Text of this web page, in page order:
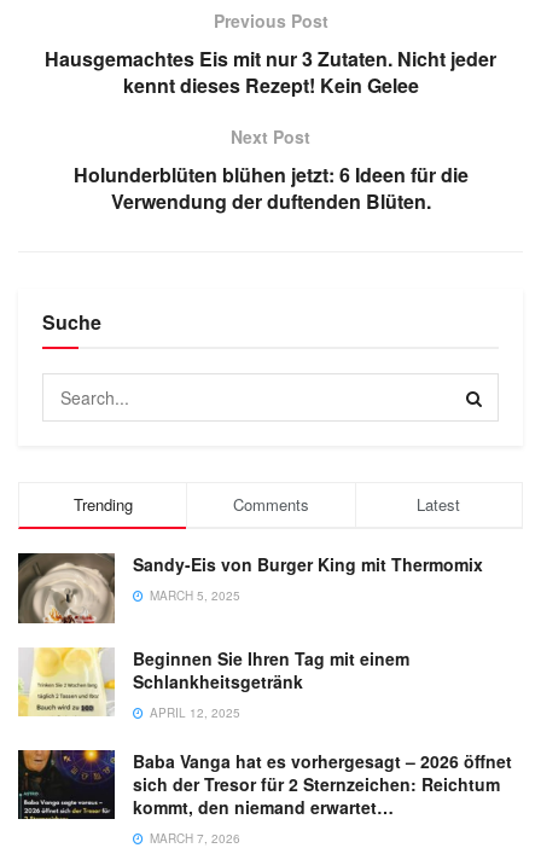
Previous Post
Hausgemachtes Eis mit nur 3 Zutaten. Nicht jeder
kennt dieses Rezept! Kein Gelee
Next Post
Holunderblüten blühen jetzt: 6 Ideen für die
Verwendung der duftenden Blüten.
Suche
Trending Comments Latest
Sandy-Eis von Burger King mit Thermomix
MARCH 5, 2025
Beginnen Sie Ihren Tag mit einem
Schlankheitsgetränk
APRIL 12, 2025
Baba Vanga hat es vorhergesagt – 2026 öffnet
sich der Tresor für 2 Sternzeichen: Reichtum
kommt, den niemand erwartet…
MARCH 7, 2026